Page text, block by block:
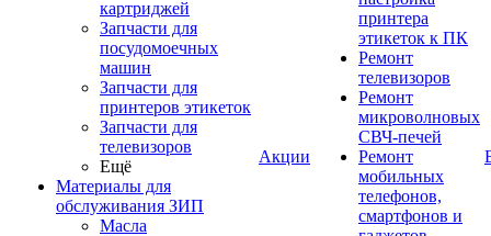
картриджей
Запчасти для
посудомоечных
машин
Запчасти для
принтеров этикеток
Запчасти для
телевизоров
Ещё
Материалы для
обслуживания ЗИП
Масла
Акции
принтера
этикеток к ПК
Ремонт
телевизоров
Ремонт
микроволновых
СВЧ-печей
Ремонт
мобильных
телефонов,
смартфонов и